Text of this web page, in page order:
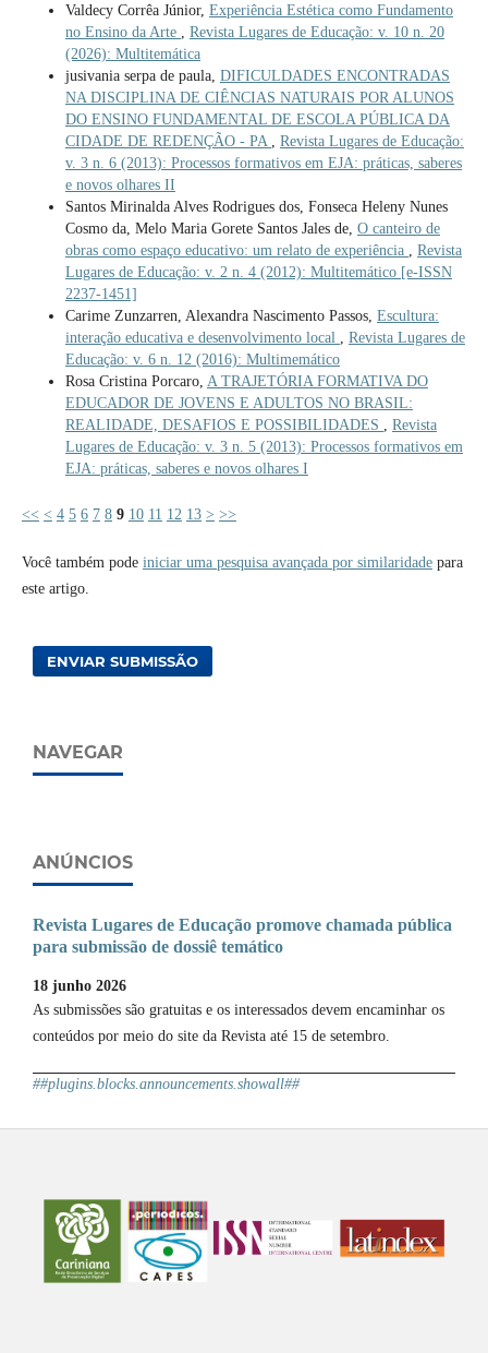
Valdecy Corrêa Júnior, Experiência Estética como Fundamento
no Ensino da Arte
Revista Lugares de Educação: v. 10 n. 20
(2026): Multitemática
jusivania serpa de paula, DIFICULDADES ENCONTRADAS
NA DISCIPLINA DE CIÊNCIAS NATURAIS POR ALUNOS
DO ENSINO FUNDAMENTAL DE ESCOLA PÚBLICA DA
CIDADE DE REDENÇÃO - PA
Revista Lugares de Educação:
v. 3 n. 6 (2013): Processos formativos em EJA: práticas, saberes
e novos olhares II
Santos Mirinalda Alves Rodrigues dos, Fonseca Heleny Nunes
Cosmo da, Melo Maria Gorete Santos Jales de, O canteiro de
obras como espaço educativo: um relato de experiência
Revista
Lugares de Educação: v. 2 n. 4 (2012): Multitemático [e-ISSN
2237-1451]
Carime Zunzarren, Alexandra Nascimento Passos, Escultura:
interação educativa e desenvolvimento local
Revista Lugares de
Educação: v. 6 n. 12 (2016): Multimemático
Rosa Cristina Porcaro, A TRAJETÓRIA FORMATIVA DO
EDUCADOR DE JOVENS E ADULTOS NO BRASIL:
REALIDADE, DESAFIOS E POSSIBILIDADES
Revista
Lugares de Educação: v. 3 n. 5 (2013): Processos formativos em
EJA: práticas, saberes e novos olhares I
<< < 4 5 6 7 8 9 10 11 12 13 > >>
Você também pode iniciar uma pesquisa avançada por similaridadepara
este artigo.
ENVIAR SUBMISSÃO
NAVEGAR
ANÚNCIOS
Revista Lugares de Educação promove chamada pública
para submissão de dossiê temático
18 junho 2026
As submissões são gratuitas e os interessados devem encaminhar os
conteúdos por meio do site da Revista até 15 de setembro.
##plugins.blocks.announcements.showall##